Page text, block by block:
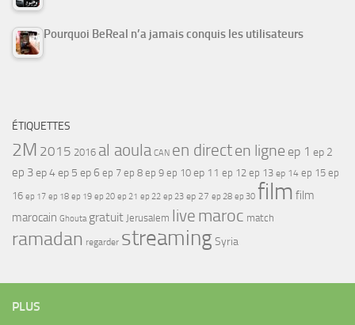
Pourquoi BeReal n’a jamais conquis les utilisateurs
ÉTIQUETTES
2M 2015 2016 al aoula CAN en directen ligne ep 1 ep 2
ep 3ep 4ep 5 ep 6 ep 7 ep 8 ep 9 ep 10 ep 11 ep 12 ep 13 ep 14 ep 15 ep
16 ep 17 ep 18 ep 19 ep 20 ep 21 ep 22 ep 23 ep 27 ep 28 ep 30 film film
marocain Ghouta gratuit Jerusalem live maroc match
ramadan regarder streamingSyria
PLUS